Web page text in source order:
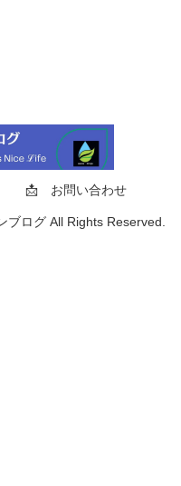
📩 お問い合わせ
ログ All Rights Reserved.